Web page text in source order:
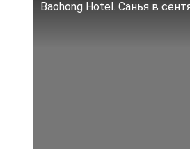
Baohong Hotel. Санья в